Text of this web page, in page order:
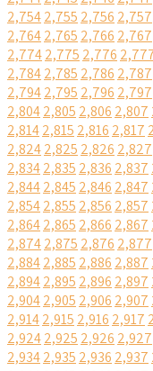
2,7542,755 2,756 2,757
2,7642,765 2,766 2,767
2,7742,775 2,776
2,7842,785 2,786 2,787
2,7942,795 2,796 2,797
2,8042,805 2,806 2,807
2,8142,815 2,816 2,817
2,8242,825 2,826 2,827
2,8342,835 2,836 2,837
2,8442,845 2,846 2,847
2,8542,855 2,856 2,857
2,8642,865 2,866 2,867
2,8742,875 2,876 2,877
2,8842,885 2,886 2,887
2,8942,895 2,896 2,897
2,9042,905 2,906 2,907
2,9142,915 2,916 2,917
2,9242,925 2,926 2,927
2,9342,935 2,936 2,937